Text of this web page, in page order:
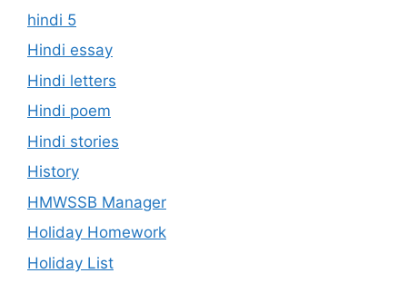
hindi 5
Hindi essay
Hindi letters
Hindi poem
Hindi stories
History
HMWSSB Manager
Holiday Homework
Holiday List